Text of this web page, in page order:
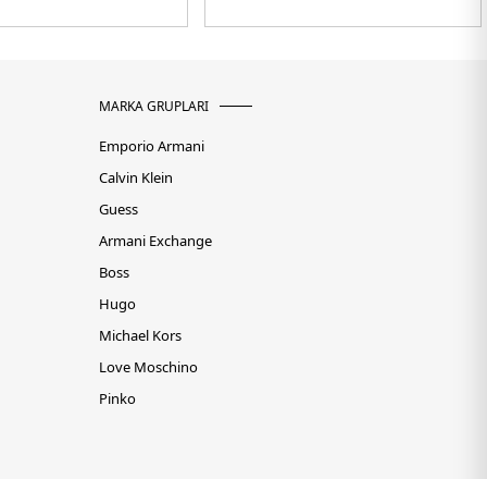
MARKA GRUPLARI
Emporio Armani
Calvin Klein
Guess
Armani Exchange
Boss
Hugo
Michael Kors
Love Moschino
Pinko